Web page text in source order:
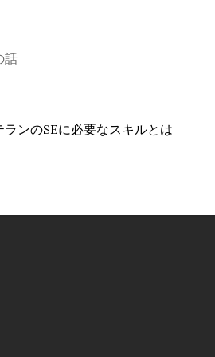
話
ランのSEに必要なスキルとは